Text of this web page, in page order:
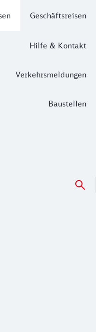
Geschäftsreisen
Hilfe & Kontakt
Verkehrsmeldungen
Baustellen